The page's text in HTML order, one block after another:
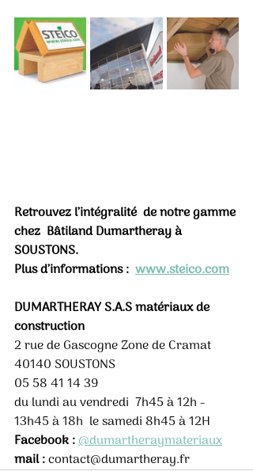
Retrouvez l’intégralité  de notre gamme
chez  Bâtiland Dumartheray à
SOUSTONS.
Plus d’informations : www.steico.com
DUMARTHERAY S.A.S matériaux de
construction
2 rue de Gascogne Zone de Cramat
40140 SOUSTONS
05 58 41 14 39
du lundi au vendredi  7h45 à 12h -
13h45 à 18h  le samedi 8h45 à 12H
Facebook :@dumartheraymateriaux
mail : contact@dumartheray.fr